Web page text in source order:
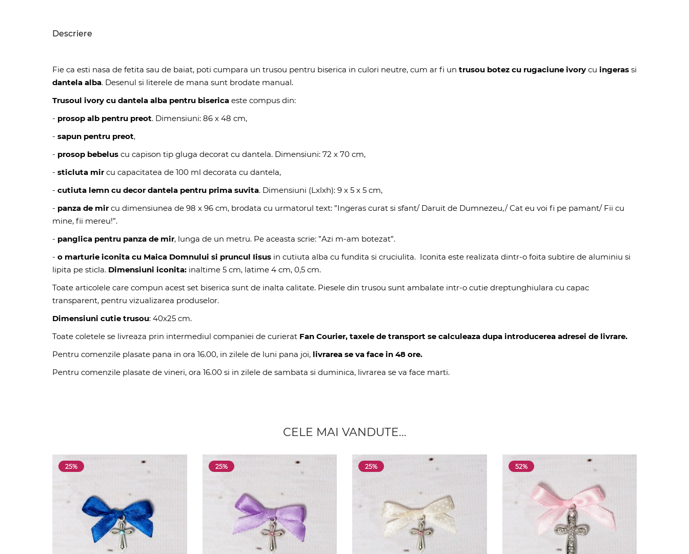
Descriere
Fie ca esti nasa de fetita sau de baiat, poti cumpara un trusou pentru biserica in culori neutre, cum ar fi un trusou botez cu rugaciune ivory cu ingeras si
dantela alba. Desenul si literele de mana sunt brodate manual.
Trusoul ivory cu dantela alba pentru biserica este compus din:
- prosop alb pentru preot. Dimensiuni: 86 x 48 cm,
- sapun pentru preot,
- prosop bebelus cu capison tip gluga decorat cu dantela. Dimensiuni: 72 x 70 cm,
- sticluta mir cu capacitatea de 100 ml decorata cu dantela,
- cutiuta lemn cu decor dantela pentru prima suvita. Dimensiuni (Lxlxh): 9 x 5 x 5 cm,
- panza de mir cu dimensiunea de 98 x 96 cm, brodata cu urmatorul text: ”Ingeras curat si sfant/ Daruit de Dumnezeu,/ Cat eu voi fi pe pamant/ Fii cu
mine, fii mereu!”.
- panglica pentru panza de mir, lunga de un metru. Pe aceasta scrie: ”Azi m-am botezat”.
- o marturie iconita cu Maica Domnului si pruncul Iisus in cutiuta alba cu fundita si cruciulita. Iconita este realizata dintr-o foita subtire de aluminiu si
lipita pe sticla. Dimensiuni iconita: inaltime 5 cm, latime 4 cm, 0,5 cm.
Toate articolele care compun acest set biserica sunt de inalta calitate. Piesele din trusou sunt ambalate intr-o cutie dreptunghiulara cu capac
transparent, pentru vizualizarea produselor.
Dimensiuni cutie trusou: 40x25 cm.
Toate coletele se livreaza prin intermediul companiei de curierat Fan Courier, taxele de transport se calculeaza dupa introducerea adresei de livrare.
Pentru comenzile plasate pana in ora 16.00, in zilele de luni pana joi, livrarea se va face in 48 ore.
Pentru comenzile plasate de vineri, ora 16.00 si in zilele de sambata si duminica, livrarea se va face marti.
CELE MAI VANDUTE...
25% 25% 25% 52%